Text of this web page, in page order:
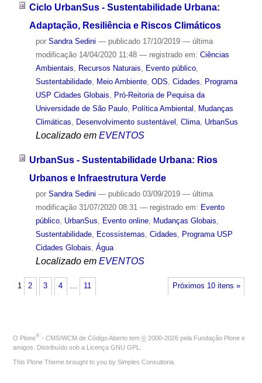
Ciclo UrbanSus - Sustentabilidade Urbana:
Adaptação, Resiliência e Riscos Climáticos
por Sandra Sedini — publicado17/10/2019 — última
modificação14/04/2020 11:48 — registrado em: Ciências
Ambientais
Recursos Naturais Evento público,
Sustentabilidade, Meio Ambiente, ODS Cidades
Programa
USP Cidades Globais
Pró-Reitoria de Pequisa da
Universidade de São Paulo, Política Ambiental
Mudanças
Climáticas
Desenvolvimento sustentável Clima, UrbanSus
Localizado em EVENTOS
UrbanSus - Sustentabilidade Urbana: Rios
Urbanos e Infraestrutura Verde
por Sandra Sedini — publicado03/09/2019 — última
modificação31/07/2020 08:31 — registrado em: Evento
público, UrbanSus, Evento online, Mudanças Globais,
Sustentabilidade, Ecossistemas, Cidades, Programa USP
Cidades Globais, Água
Localizado em EVENTOS
Próximos 10 itens »
1 2 3 4 … 11
O Plone® - CMS/WCM de Código Aberto tem © 2000-2026 pela Fundação Plone e
amigos. Distribuído sob a Licença GNU GPL
This Plone Theme brought to you by Simples Consultoria